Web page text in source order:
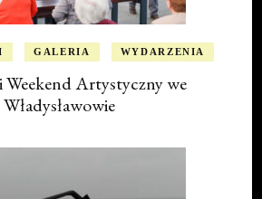
GALERIA WYDARZENIA
Weekend Artystyczny we
Władysławowie